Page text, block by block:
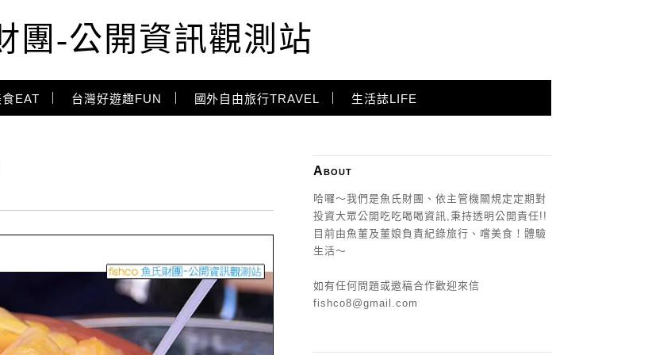
團-公開資訊觀測站
EAT 台灣好遊趣FUN 國外自由旅行TRAVEL 生活誌LIFE
About
哈囉～我們是魚氏財團、依主管機關規定定期對
投資大眾公開吃吃喝喝資訊,秉持透明公開責任!!
目前由魚董及董娘負責紀錄旅行、嚐美食！體驗
生活～
如有任何問題或邀稿合作歡迎來信
fishco8@gmail.com